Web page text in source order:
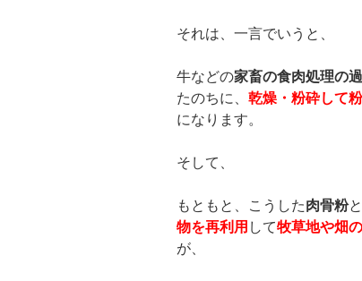
それは、一言でいうと、
牛などの家畜の食肉処理の
たのちに、 乾燥・粉砕して
になります。
そして、
もともと、こうした肉骨粉
物を再利用 して牧草地や畑
が、